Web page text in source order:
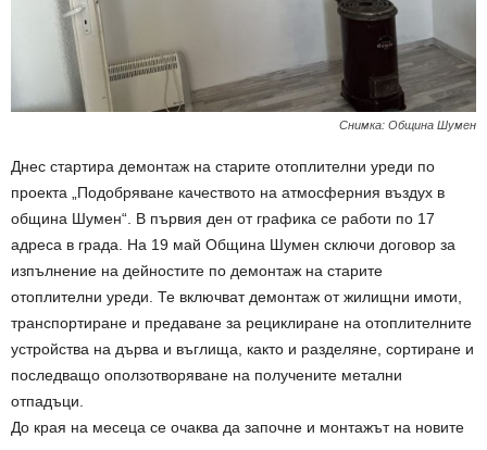
Снимка: Община Шумен
Днес стартира демонтаж на старите отоплителни уреди по
проекта „Подобряване качеството на атмосферния въздух в
община Шумен“. В първия ден от графика се работи по 17
адреса в града. На 19 май Община Шумен сключи договор за
изпълнение на дейностите по демонтаж на старите
отоплителни уреди. Те включват демонтаж от жилищни имоти,
транспортиране и предаване за рециклиране на отоплителните
устройства на дърва и въглища, както и разделяне, сортиране и
последващо оползотворяване на получените метални
отпадъци.
До края на месеца се очаква да започне и монтажът на новите